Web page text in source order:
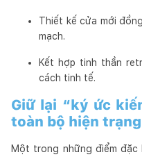
Thiết kế cửa mới
mạch.
Kết hợp tinh thần
cách tinh tế.
Giữ lại “ký ức
toàn bộ hiện trạng
Một trong những điểm đặc